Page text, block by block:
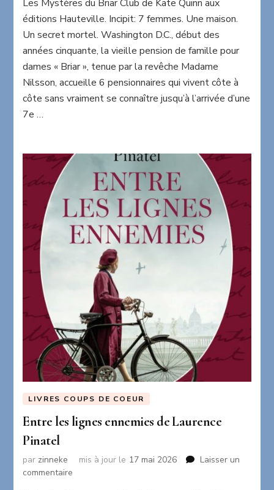
Mystères
du
Briar
Club
de
Kate
Quinn
Les Mystères du Briar Club de Kate Quinn aux
éditions Hauteville. Incipit: 7 femmes. Une maison.
Un secret mortel. Washington D.C., début des
années cinquante, la vieille pension de famille pour
dames « Briar », tenue par la revêche Madame
Nilsson, accueille 6 pensionnaires qui vivent côte à
côte sans vraiment se connaître jusqu’à l’arrivée d’une
7e …
LIVRES COUPS DE COEUR
Entre les lignes ennemies de Laurence
Pinatel
par zinneke mis à jour le 17 mai 2026
Laisser un
commentaire